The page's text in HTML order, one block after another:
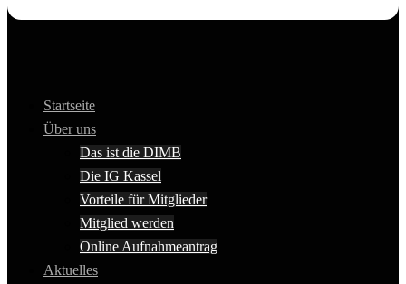
Startseite
Über uns
Das ist die DIMB
Die IG Kassel
Vorteile für Mitglieder
Mitglied werden
Online Aufnahmeantrag
Aktuelles